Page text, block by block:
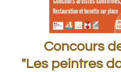
Concours
"Les peintres